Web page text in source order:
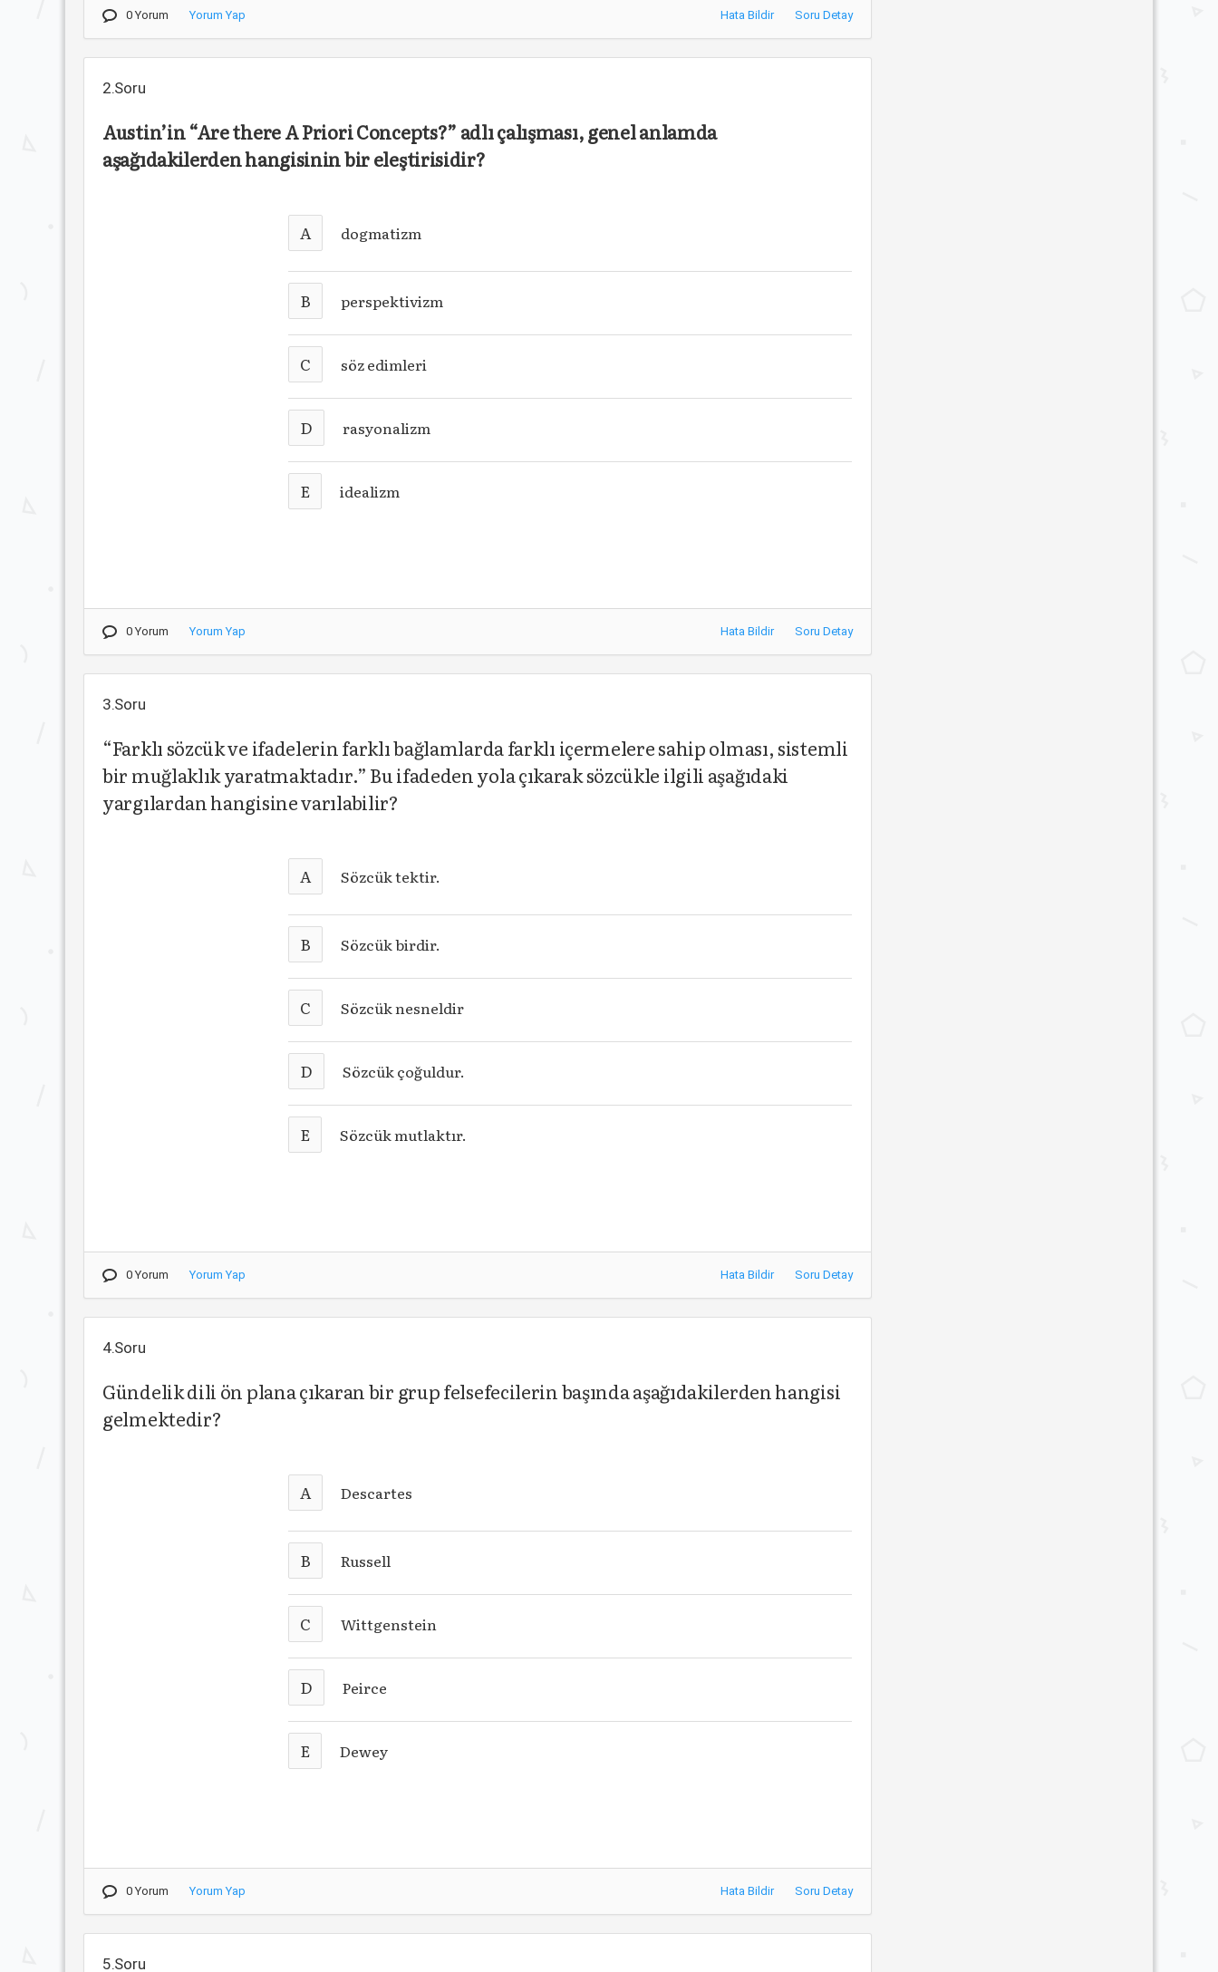
0 Yorum Yorum Yap Hata Bildir Soru Detay
2.Soru
Austin’in “Are there A Priori Concepts?” adlı çalışması, genel anlamda
aşağıdakilerden hangisinin bir eleştirisidir?
A dogmatizm
B perspektivizm
C söz edimleri
D rasyonalizm
E idealizm
0 Yorum Yorum Yap Hata Bildir Soru Detay
3.Soru
“Farklı sözcük ve ifadelerin farklı bağlamlarda farklı içermelere sahip olması, sistemli
bir muğlaklık yaratmaktadır.” Bu ifadeden yola çıkarak sözcükle ilgili aşağıdaki
yargılardan hangisine varılabilir?
A Sözcük tektir.
B Sözcük birdir.
C Sözcük nesneldir
D Sözcük çoğuldur.
E Sözcük mutlaktır.
0 Yorum Yorum Yap Hata Bildir Soru Detay
4.Soru
Gündelik dili ön plana çıkaran bir grup felsefecilerin başında aşağıdakilerden hangisi
gelmektedir?
A Descartes
B Russell
C Wittgenstein
D Peirce
E Dewey
0 Yorum Yorum Yap Hata Bildir Soru Detay
5.Soru